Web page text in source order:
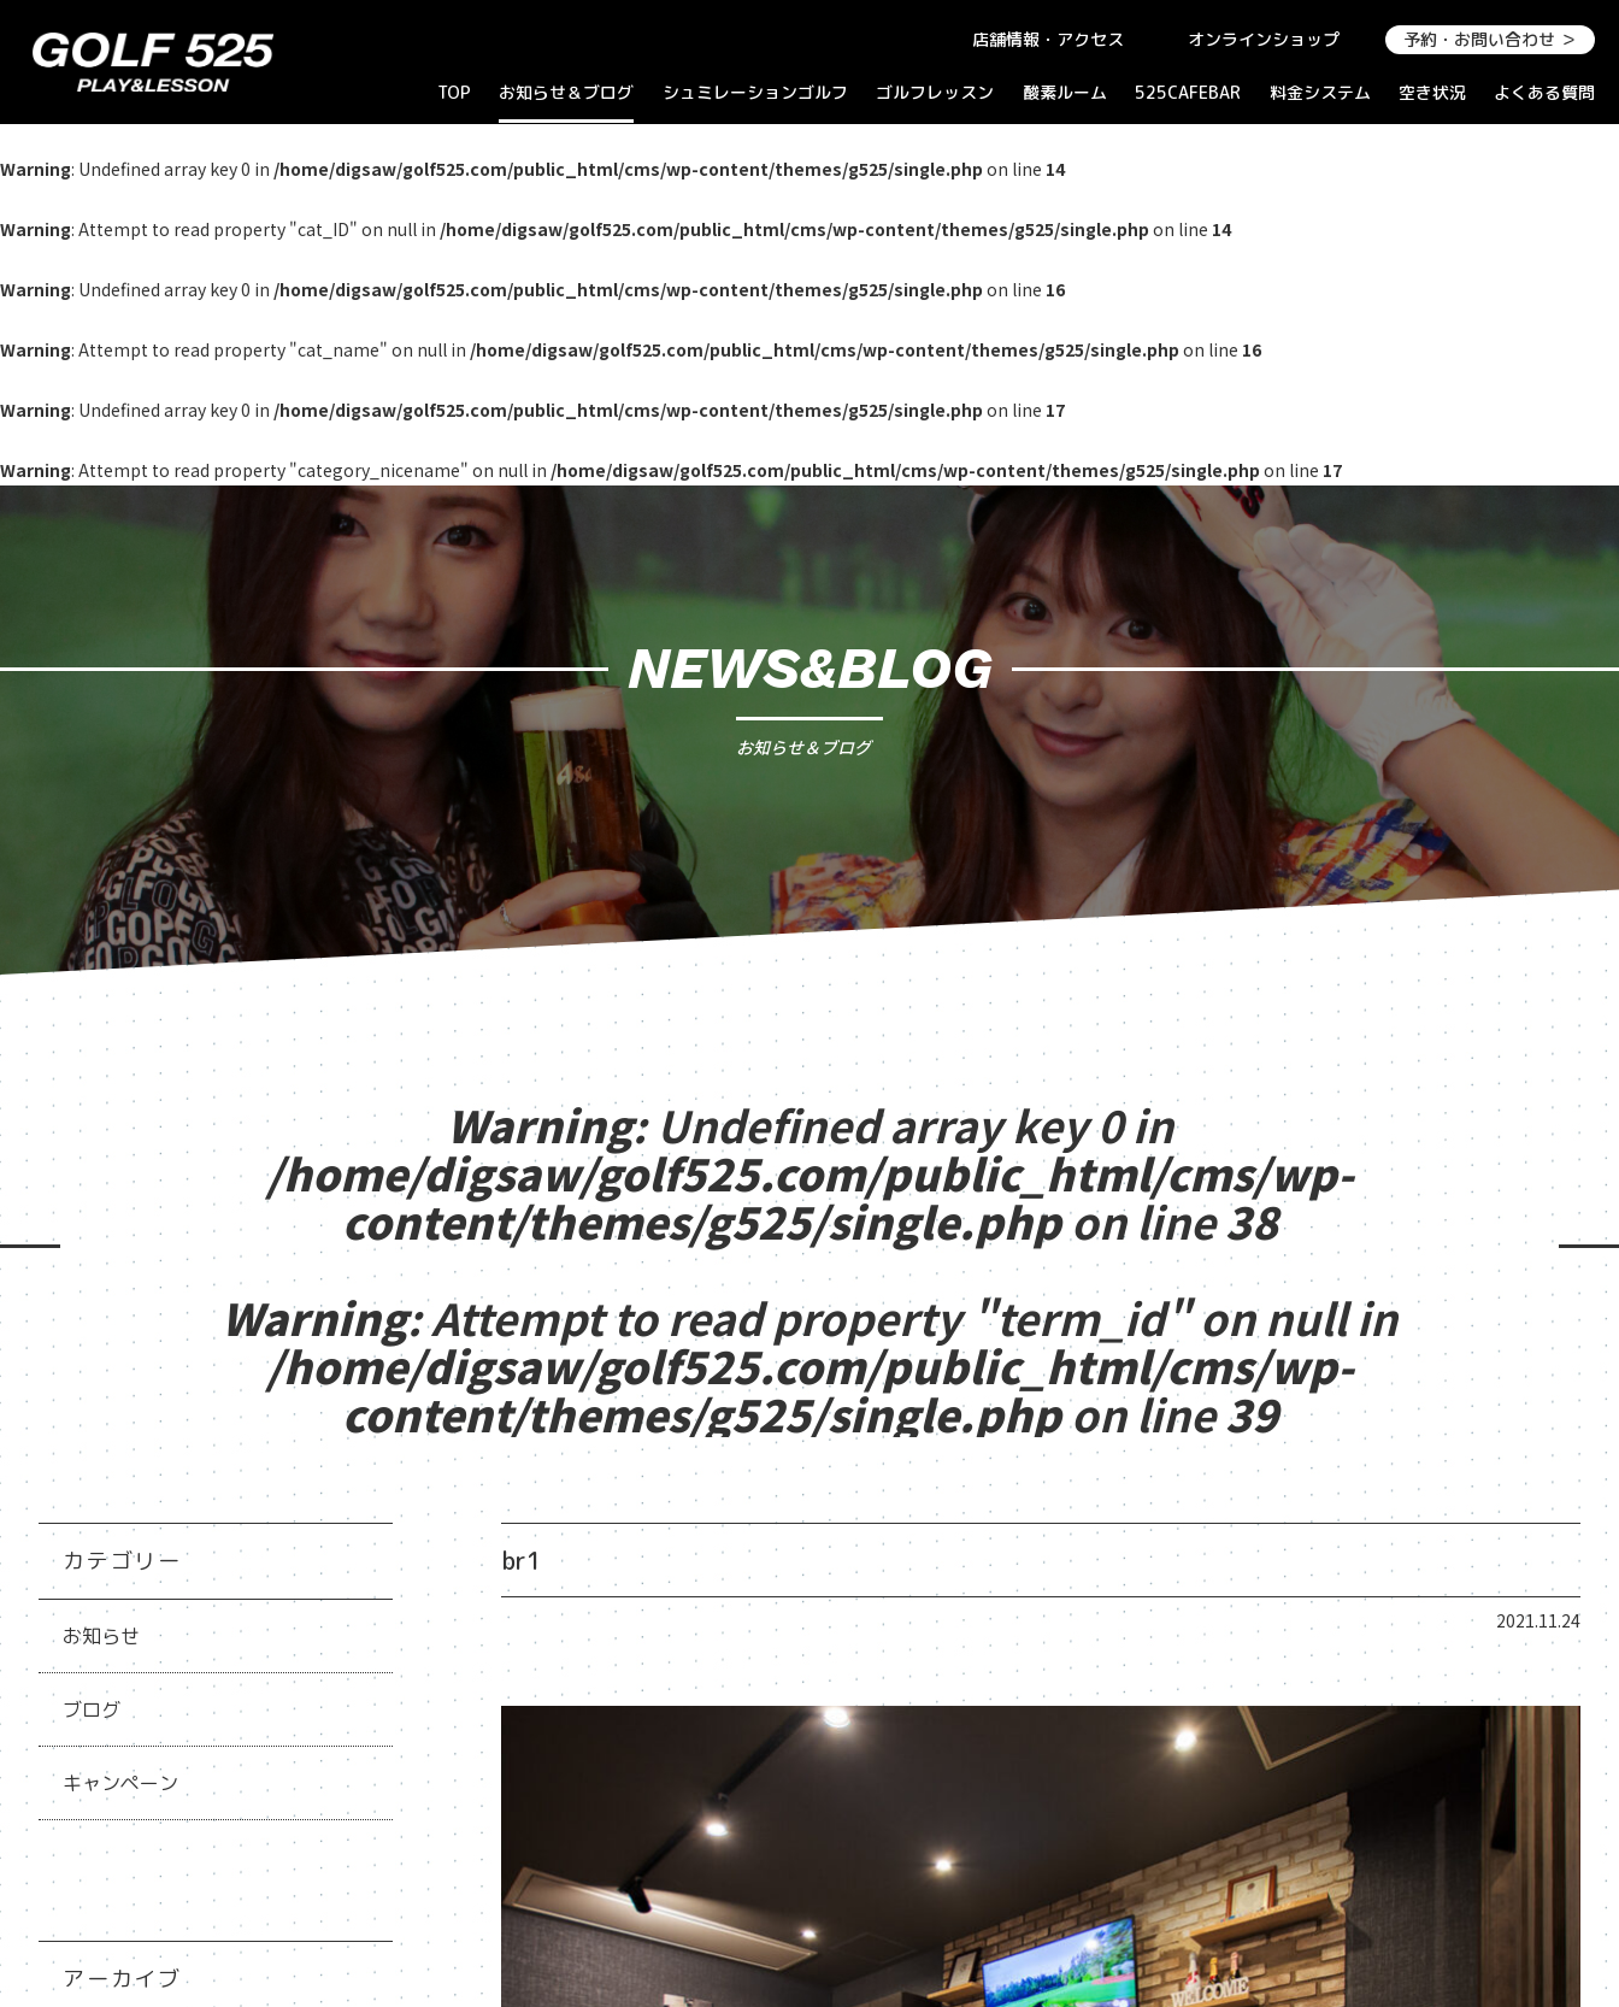
店舗情報・アクセス オンラインショップ 予約・お問い合わせ ＞
TOP お知らせ＆ブログ
キャンペーン
シュミレーションゴルフ ゴルフレッスン 酸素ルーム 525CAFEBAR 料金システム 空き状況 よくある質問
Warning: Undefined array key 0 in /home/digsaw/golf525.com/public_html/cms/wp-content/themes/g525/single.php on line 14
Warning: Attempt to read property "cat_ID" on null in /home/digsaw/golf525.com/public_html/cms/wp-content/themes/g525/single.php on line 14
Warning: Undefined array key 0 in /home/digsaw/golf525.com/public_html/cms/wp-content/themes/g525/single.php on line 16
Warning: Attempt to read property "cat_name" on null in /home/digsaw/golf525.com/public_html/cms/wp-content/themes/g525/single.php on line 16
Warning: Undefined array key 0 in /home/digsaw/golf525.com/public_html/cms/wp-content/themes/g525/single.php on line 17
Warning: Attempt to read property "category_nicename" on null in /home/digsaw/golf525.com/public_html/cms/wp-content/themes/g525/single.php on line 17
NEWS&BLOG
お知らせ＆ブログ
Warning: Undefined array key 0 in
/home/digsaw/golf525.com/public_html/cms/wp-
content/themes/g525/single.phpon line38
Warning: Attempt to read property "term_id" on null in
/home/digsaw/golf525.com/public_html/cms/wp-
content/themes/g525/single.phpon line39
カテゴリー
お知らせ
ブログ
キャンペーン
アーカイブ
br1
2021.11.24